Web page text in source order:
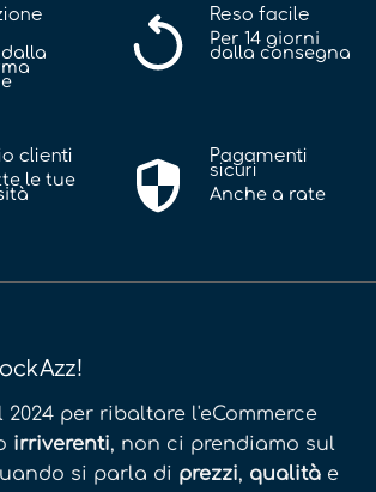
Reso facile
Per 14 giorni
dalla consegna
clienti
le tue
Pagamenti
sicuri
Anche a rate
per ribaltare l'eCommerce
irriverenti, non ci prendiamo sul
si parla di prezzi, qualità e